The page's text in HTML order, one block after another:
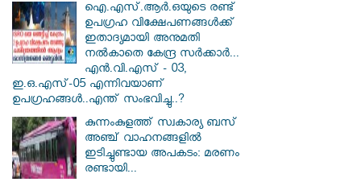
ഐ.എസ്.ആർ.ഒയുടെ രണ്ട്
ഉപഗ്രഹ വിക്ഷേപണങ്ങൾക്ക്
ഇതാദ്യമായി അനുമതി
നൽകാതെ കേന്ദ്ര സർക്കാർ...
എൻ.വി.എസ് - 03,
ഇ.ഒ.എസ്-05 എന്നിവയാണ്
ഉപഗ്രഹങ്ങൾ..എന്ത് സംഭവിച്ചു..?
കുന്നംകുളത്ത് സ്വകാര്യ ബസ്
അഞ്ച് വാഹനങ്ങളിൽ
ഇടിച്ചുണ്ടായ അപകടം: മരണം
രണ്ടായി...